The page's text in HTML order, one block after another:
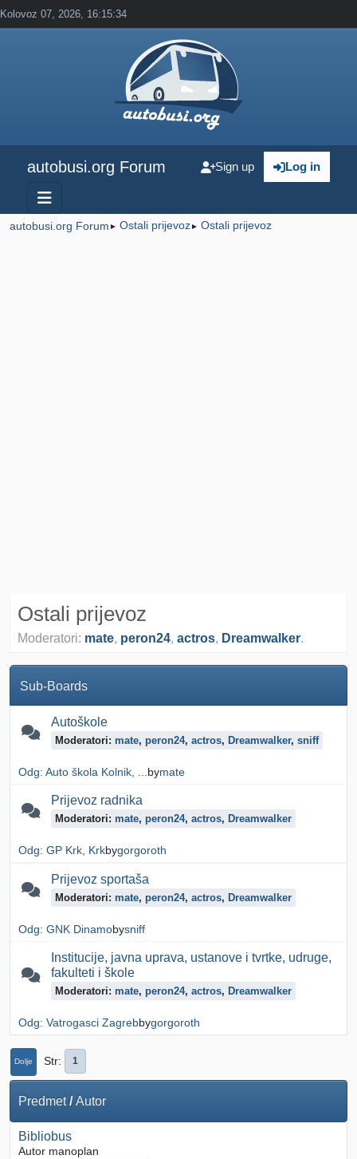
Kolovoz 07, 2026, 16:15:34
autobusi.org Forum Log in
Sign up
autobusi.org Forum ► Ostali prijevoz► Ostali prijevoz
Ostali prijevoz
Moderatori: mate, peron24, actros, Dreamwalker.
Sub-Boards
Autoškole
Moderatori: mate, peron24, actros, Dreamwalker, sniff
Odg: Auto škola Kolnik, ... bymate
Prijevoz radnika
Moderatori: mate, peron24, actros, Dreamwalker
Odg: GP Krk, Krkbygorgoroth
Prijevoz sportaša
Moderatori: mate, peron24, actros, Dreamwalker
Odg: GNK Dinamobysniff
Institucije, javna uprava, ustanove i tvrtke, udruge,
fakulteti i škole
Moderatori: mate, peron24, actros, Dreamwalker
Odg: Vatrogasci Zagrebbygorgoroth
Dolje Str 1
Predmet/Autor
Bibliobus
Autor manoplan